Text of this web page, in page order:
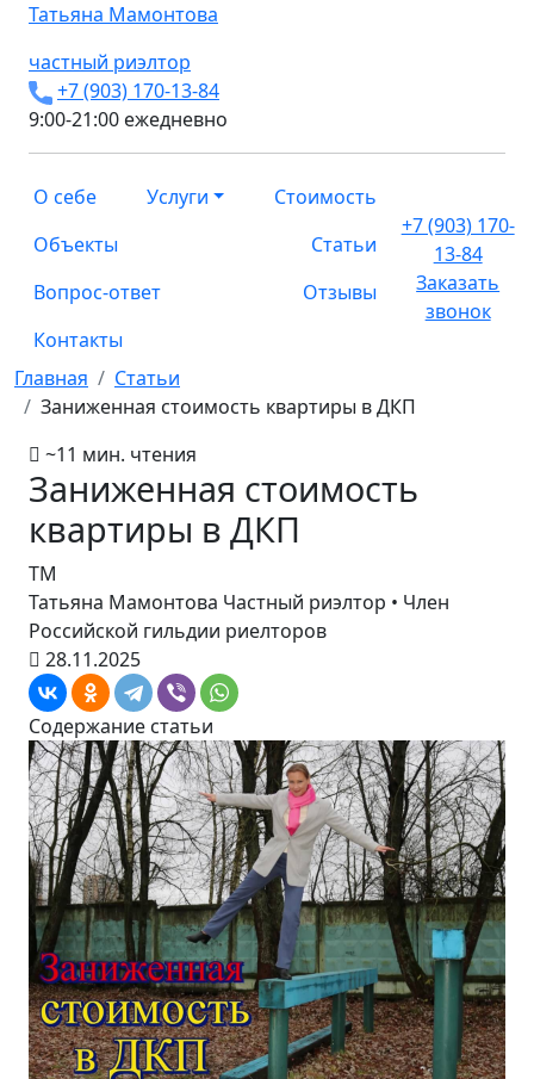
Татьяна Мамонтова
частный риэлтор
+7 (903) 170-13-84
9:00-21:00 ежедневно
О себе Услуги
Стоимость
Объекты
Статьи
Вопрос-ответ
Отзывы
Контакты
+7 (903) 170-
13-84
Заказать
звонок
Главная
Статьи
Заниженная стоимость квартиры в ДКП
~11 мин. чтения
Заниженная стоимость
квартиры в ДКП
ТМ
Татьяна Мамонтова Частный риэлтор • Член
Российской гильдии риелторов
28.11.2025
Содержание статьи